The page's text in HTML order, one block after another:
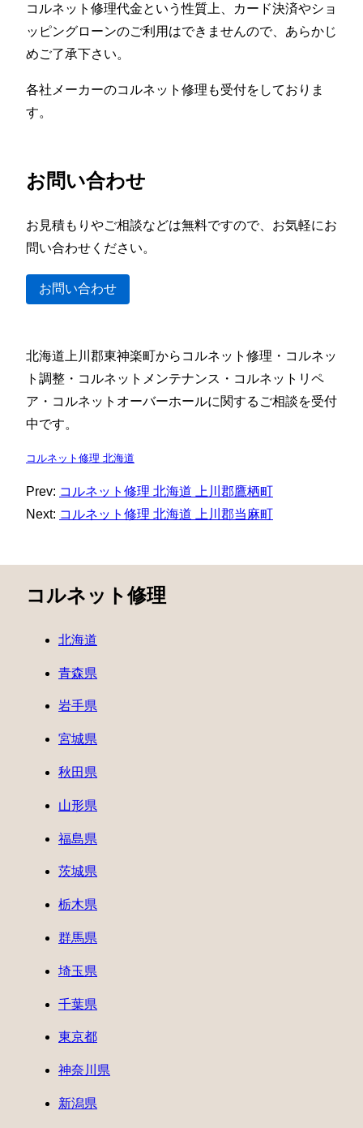
コルネット修理代金という性質上、カード決済やショ
ッピングローンのご利用はできませんので、あらかじ
めご了承下さい。
各社メーカーのコルネット修理も受付をしておりま
す。
お問い合わせ
お見積もりやご相談などは無料ですので、お気軽にお
問い合わせください。
お問い合わせ
北海道上川郡東神楽町からコルネット修理・コルネッ
ト調整・コルネットメンテナンス・コルネットリペ
ア・コルネットオーバーホールに関するご相談を受付
中です。
コルネット修理 北海道
Prev: コルネット修理 北海道 上川郡鷹栖町
Next: コルネット修理 北海道 上川郡当麻町
コルネット修理
北海道
青森県
岩手県
宮城県
秋田県
山形県
福島県
茨城県
栃木県
群馬県
埼玉県
千葉県
東京都
神奈川県
新潟県